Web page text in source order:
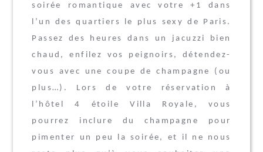
soirée romantique avec votre +1 dans
l’un des quartiers le plus sexy de Paris.
Passez des heures dans un jacuzzi bien
chaud, enfilez vos peignoirs, détendez-
vous avec une coupe de champagne (ou
plus…). Lors de votre réservation à
l’hôtel 4 étoile Villa Royale, vous
pourrez inclure du champagne pour
pimenter un peu la soirée, et il ne nous